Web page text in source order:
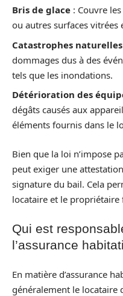
Bris de glace : Couvre
ou autres surfaces vitrées
Catastrophes naturelles
dommages dus à des
tels que les inondations.
Détérioration des
dégâts causés aux
éléments fournis dans le
Bien que la loi n’impose
peut exiger une
signature du bail. Cela
locataire et le propriétaire
Qui est
l’assurance
En matière d’assurance
généralement le locataire